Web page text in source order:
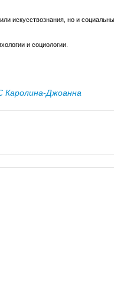
искусствознания, но и
и социологии.
Джоанна